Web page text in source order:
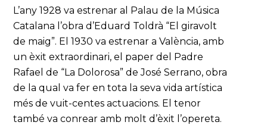
L’any 1928 va estrenar al Palau de la Música
Catalana l’obra d’Eduard Toldrà “El giravolt
de maig”. El 1930 va estrenar a València, amb
un èxit extraordinari, el paper del Padre
Rafael de “La Dolorosa” de José Serrano, obra
de la qual va fer en tota la seva vida artística
més de vuit-centes actuacions. El tenor
també va conrear amb molt d’èxit l’opereta.